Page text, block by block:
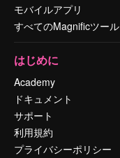
モバイルアプリ
すべてのMagnificツール
はじめに
Academy
ドキュメント
サポート
利用規約
プライバシーポリシー